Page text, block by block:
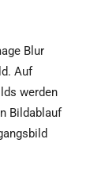
Blur
Auf
werden
Bildablauf